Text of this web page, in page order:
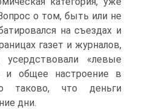
о том, быть или не
на съездах и
газет и журналов,
усердствовали «левые
и общее настроение в
таково, что деньги
дни.